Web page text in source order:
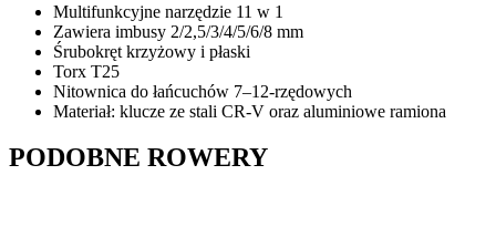
Multifunkcyjne narzędzie 11 w 1
Zawiera imbusy 2/2,5/3/4/5/6/8 mm
Śrubokręt krzyżowy i płaski
Torx T25
Nitownica do łańcuchów 7–12-rzędowych
Materiał: klucze ze stali CR-V oraz aluminiowe ramiona
PODOBNE ROWERY